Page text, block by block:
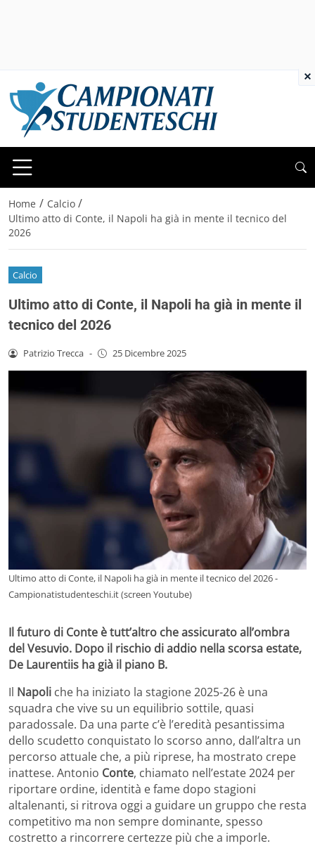
Home / Calcio /
Ultimo atto di Conte, il Napoli ha già in mente il tecnico del
2026
Calcio
Ultimo atto di Conte, il Napoli ha già in mente il
tecnico del 2026
Patrizio Trecca - 25 Dicembre 2025
Ultimo atto di Conte, il Napoli ha già in mente il tecnico del 2026 -
Campionatistudenteschi.it (screen Youtube)
Il futuro di Conte è tutt’altro che assicurato all’ombra
del Vesuvio. Dopo il rischio di addio nella scorsa estate,
De Laurentiis ha già il piano B.
Il Napoli che ha iniziato la stagione 2025-26 è una
squadra che vive su un equilibrio sottile, quasi
paradossale. Da una parte c’è l’eredità pesantissima
dello scudetto conquistato lo scorso anno, dall’altra un
percorso attuale che, a più riprese, ha mostrato crepe
inattese. Antonio Conte, chiamato nell’estate 2024 per
riportare ordine, identità e fame dopo stagioni
altalenanti, si ritrova oggi a guidare un gruppo che resta
competitivo ma non sempre dominante, spesso
costretto a rincorrere certezze più che a imporle.
×